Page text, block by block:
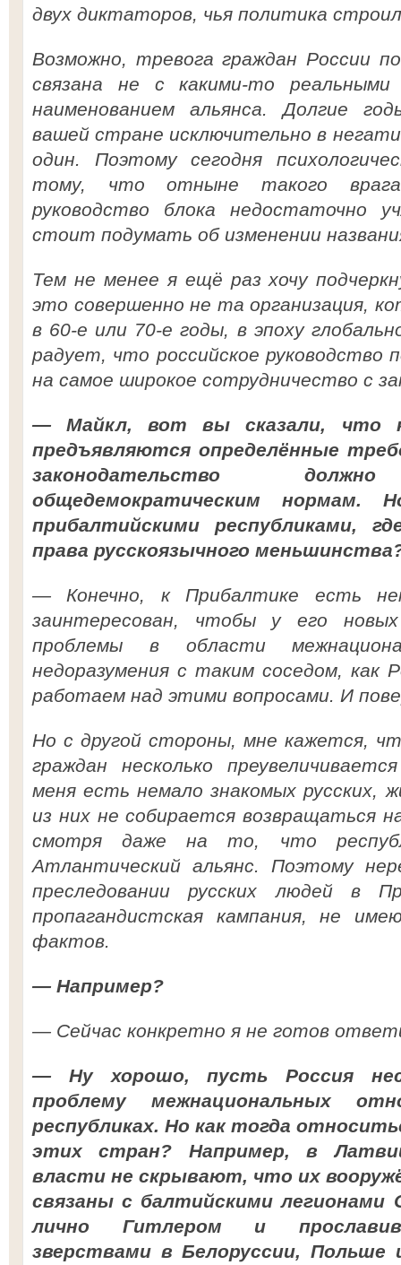
двух диктаторов, чья политика
Возможно, тревога граждан России
связана не с какими-то
наименованием альянса. Долгие
вашей стране исключительно в
один. Поэтому сегодня
тому, что отныне такого
руководство блока
стоит подумать об изменении
Тем не менее я ещё раз хочу
это совершенно не та организация,
в 60-е или 70-е годы, в эпоху
радует, что российское
на самое широкое сотрудничество с
— Майкл, вот вы сказали, что
предъявляются определённые
законодательство
общедемократическим
прибалтийскими республиками,
права русскоязычного
— Конечно, к Прибалтике есть
заинтересован, чтобы у его
проблемы в области
недоразумения с таким соседом, как
работаем над этими вопросами. И
Но с другой стороны, мне кажется,
граждан несколько
меня есть немало знакомых русских,
из них не собирается возвращаться
смотря даже на то, что
Атлантический альянс. Поэтому
преследовании русских людей в
пропагандистская кампания, не
фактов.
— Например?
— Сейчас конкретно я не готов
— Ну хорошо, пусть Россия
проблему межнациональных
республиках. Но как тогда
этих стран? Например, в
власти не скрывают, что их
связаны с балтийскими легионами
лично Гитлером и
зверствами в Белоруссии, Польше